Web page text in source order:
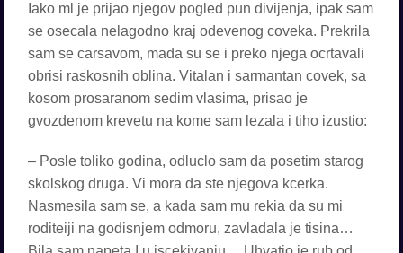
Iako ml je prijao njegov pogled pun divijenja, ipak sam
se osecala nelagodno kraj odevenog coveka. Prekrila
sam se carsavom, mada su se i preko njega ocrtavali
obrisi raskosnih oblina. Vitalan i sarmantan covek, sa
kosom prosaranom sedim vlasima, prisao je
gvozdenom krevetu na kome sam lezala i tiho izustio:
– Posle toliko godina, odluclo sam da posetim starog
skolskog druga. Vi mora da ste njegova kcerka.
Nasmesila sam se, a kada sam mu rekia da su mi
roditeiji na godisnjem odmoru, zavladala je tisina…